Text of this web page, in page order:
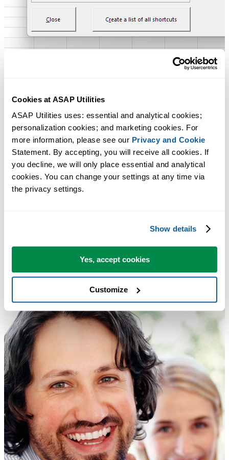
Cookies at ASAP Utilities
ASAP Utilities uses: essential and analytical cookies;
personalization cookies; and marketing cookies. For
more information, please see our Privacy and Cookie
Statement. By accepting, you will receive all cookies. If
you decline, we will only place essential and analytical
cookies. You can change your settings at any time via
the privacy settings.
Show details
Yes, accept cookies
Customize
热键, 快捷方式, 更改或删除键盘快捷键, 加速键, 快捷键, 键盘绑
定, 键盘组合
设置、语言和联系信息...
提示：
+ 打开上一个工具。
输入许可证密钥...